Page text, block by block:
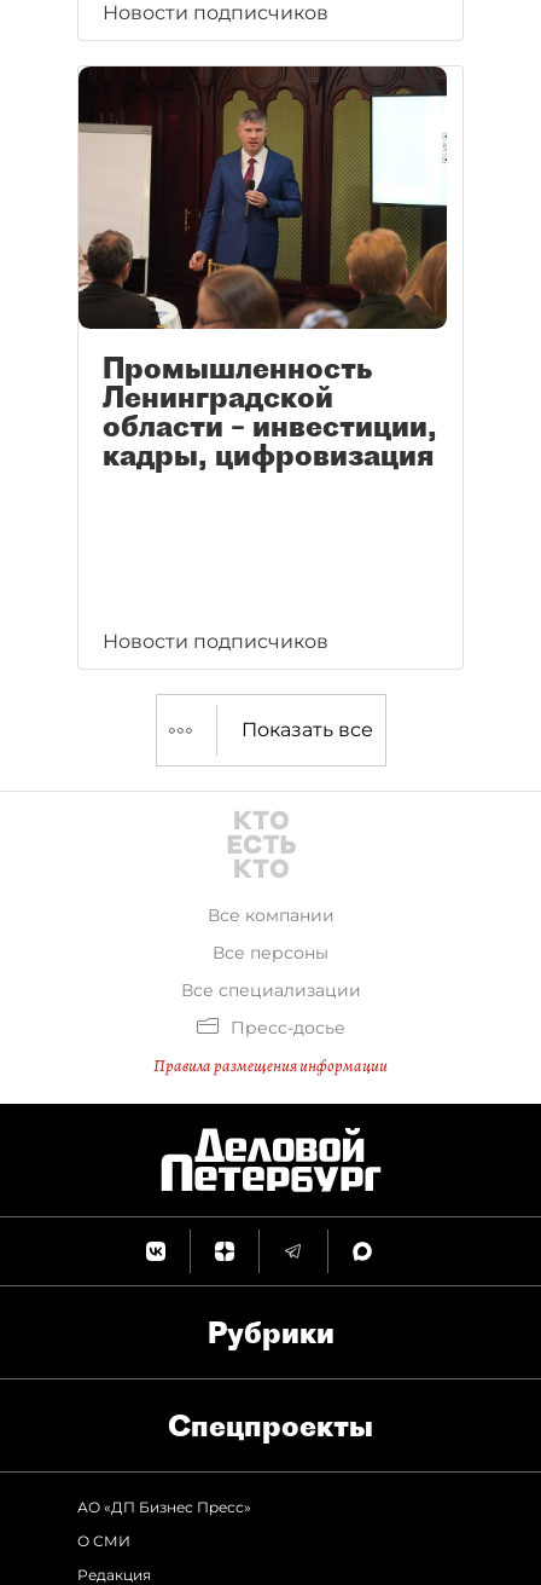
Новости подписчиков
Промышленность
Ленинградской
области – инвестиции,
кадры, цифровизация
Новости подписчиков
Показать все
Все компании
Все персоны
Все специализации
Пресс-досье
Правила размещения информации
Рубрики
Спец­проекты
АО «ДП Бизнес Пресс»
О СМИ
Редакция